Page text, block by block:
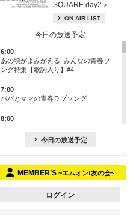
SQUARE day2＞
ON AIR LIST
今日の放送予定
6:00
あの頃がよみがえる! みんなの青春ソ
ング特集【歌詞入り】#4
7:00
パパとママの青春ラブソング
8:00
13:00
今日の放送予定
MEMBER’S ~エムオン!友の会~
ログイン